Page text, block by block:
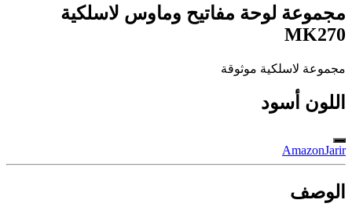
مجموعة لوحة مفاتيح وماوس لاسلكية
MK270
مجموعة لاسلكية موثوقة
اللون أسود
AmazonJarir
الوصف